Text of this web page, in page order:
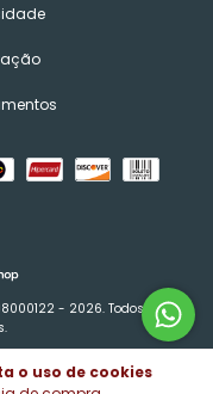
o uso de cookies
- 2026. Todos os